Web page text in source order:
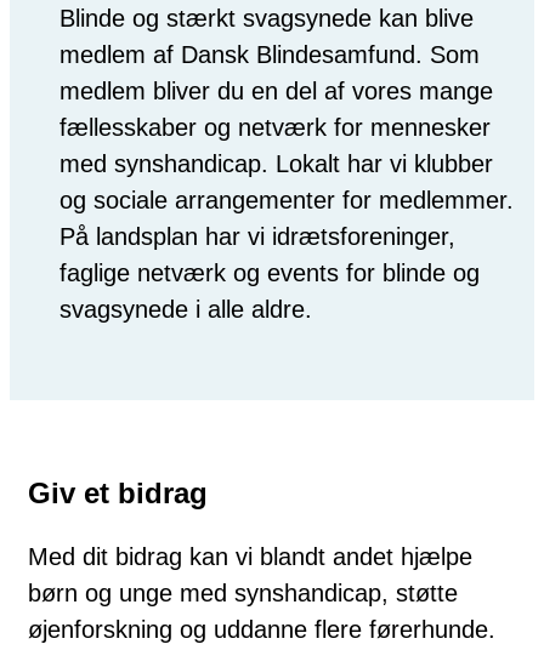
Blinde og stærkt svagsynede kan blive
medlem af Dansk Blindesamfund. Som
medlem bliver du en del af vores mange
fællesskaber og netværk for mennesker
med synshandicap. Lokalt har vi klubber
og sociale arrangementer for medlemmer.
På landsplan har vi idrætsforeninger,
faglige netværk og events for blinde og
svagsynede i alle aldre.
Giv et bidrag
Med dit bidrag kan vi blandt andet hjælpe
børn og unge med synshandicap, støtte
øjenforskning og uddanne flere førerhunde.